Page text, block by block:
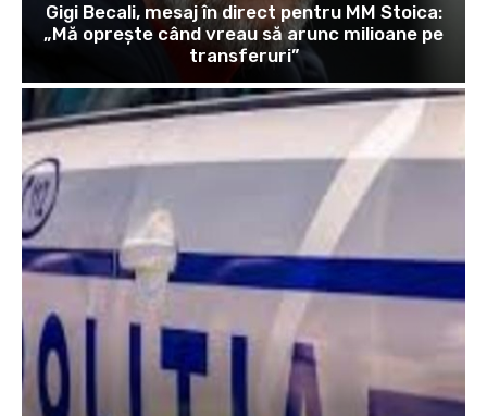
Gigi Becali, mesaj în direct pentru MM Stoica:
„Mă oprește când vreau să arunc milioane pe
transferuri”